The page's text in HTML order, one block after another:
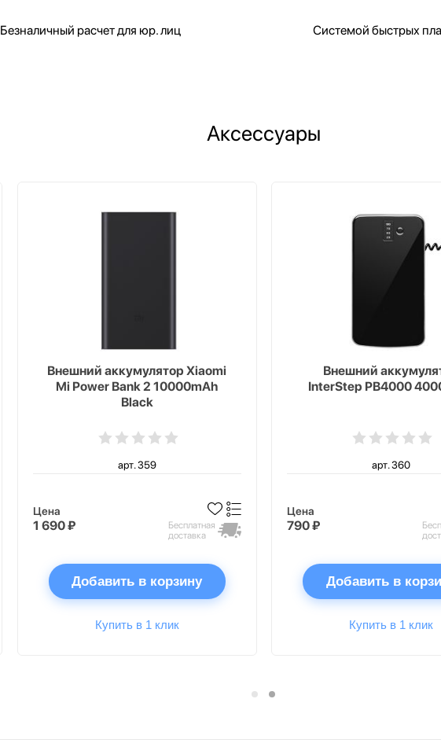
Безналичный расчет для юр. лиц Системой быстрых
Аксессуары
Внешний аккумулятор Xiaomi
Mi Power Bank 2 10000mAh
Black
арт. 359
Цена
1 690 ₽
Бесплатная
доставка
Добавить в корзину
Купить в 1 клик
Внешний
InterStep PB4000
арт. 360
Цена
790 ₽
Добавить в
Купить в 1 клик